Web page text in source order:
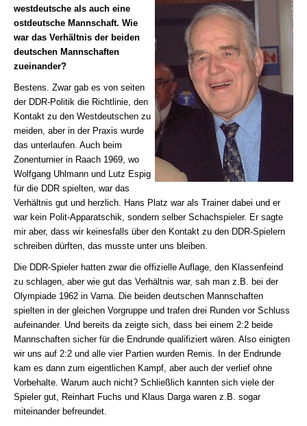
westdeutsche als auch eine
ostdeutsche Mannschaft. Wie
war das Verhältnis der beiden
deutschen Mannschaften
zueinander?
Bestens. Zwar gab es von seiten
der DDR-Politik die Richtlinie, den
Kontakt zu den Westdeutschen zu
meiden, aber in der Praxis wurde
das unterlaufen. Auch beim
Zonenturnier in Raach 1969, wo
Wolfgang Uhlmann und Lutz Espig
für die DDR spielten, war das
Verhältnis gut und herzlich. Hans Platz war als Trainer dabei und er
war kein Polit-Apparatschik, sondern selber Schachspieler. Er sagte
mir aber, dass wir keinesfalls über den Kontakt zu den DDR-Spielern
schreiben dürften, das musste unter uns bleiben.
Die DDR-Spieler hatten zwar die offizielle Auflage, den Klassenfeind
zu schlagen, aber wie gut das Verhältnis war, sah man z.B. bei der
Olympiade 1962 in Varna. Die beiden deutschen Mannschaften
spielten in der gleichen Vorgruppe und trafen drei Runden vor Schluss
aufeinander. Und bereits da zeigte sich, dass bei einem 2:2 beide
Mannschaften sicher für die Endrunde qualifiziert wären. Also einigten
wir uns auf 2:2 und alle vier Partien wurden Remis. In der Endrunde
kam es dann zum eigentlichen Kampf, aber auch der verlief ohne
Vorbehalte. Warum auch nicht? Schließlich kannten sich viele der
Spieler gut, Reinhart Fuchs und Klaus Darga waren z.B. sogar
miteinander befreundet.